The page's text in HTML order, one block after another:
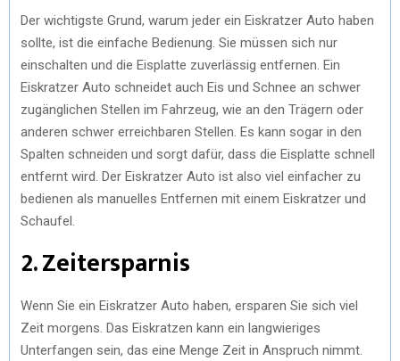
Der wichtigste Grund, warum jeder ein Eiskratzer Auto haben
sollte, ist die einfache Bedienung. Sie müssen sich nur
einschalten und die Eisplatte zuverlässig entfernen. Ein
Eiskratzer Auto schneidet auch Eis und Schnee an schwer
zugänglichen Stellen im Fahrzeug, wie an den Trägern oder
anderen schwer erreichbaren Stellen. Es kann sogar in den
Spalten schneiden und sorgt dafür, dass die Eisplatte schnell
entfernt wird. Der Eiskratzer Auto ist also viel einfacher zu
bedienen als manuelles Entfernen mit einem Eiskratzer und
Schaufel.
2. Zeitersparnis
Wenn Sie ein Eiskratzer Auto haben, ersparen Sie sich viel
Zeit morgens. Das Eiskratzen kann ein langwieriges
Unterfangen sein, das eine Menge Zeit in Anspruch nimmt.